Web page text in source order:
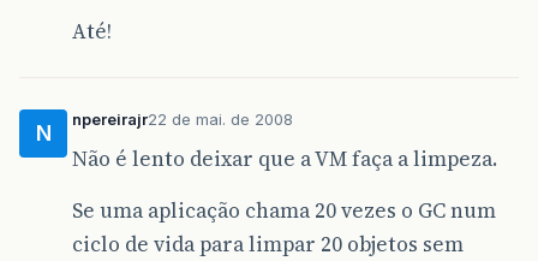
Até!
N
npereirajr22 de mai. de 2008
Não é lento deixar que a VM faça a limpeza.
Se uma aplicação chama 20 vezes o GC num
ciclo de vida para limpar 20 objetos sem